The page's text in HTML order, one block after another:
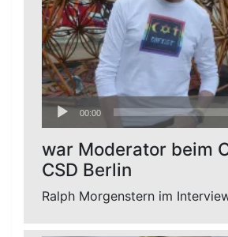
Audio-
Player
00:00
war Moderator beim
CSD Berlin
Ralph Morgenstern im